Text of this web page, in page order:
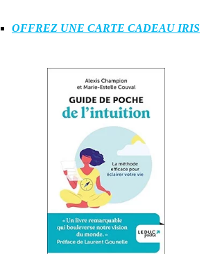
OFFREZ UNE CARTE CADEAU IRIS